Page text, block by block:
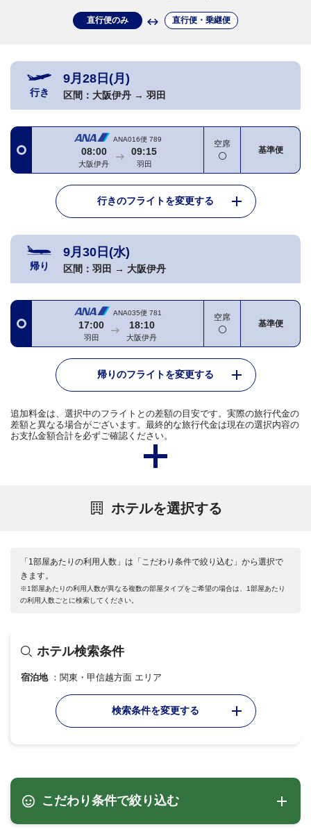
直行便のみ 直行便・乗継便
行き
9月28日(月)
区間： 大阪伊丹 → 羽田
ANA016便 789
08:00
大阪伊丹
09:15
羽田
空席
基準便
行きのフライトを変更する
帰り
9月30日(水)
区間： 羽田 → 大阪伊丹
ANA035便 781
17:00
羽田
18:10
大阪伊丹
空席
基準便
帰りのフライトを変更する
追加料金は、選択中のフライトとの差額の目安です。実際の旅行代金の
差額と異なる場合がございます。最終的な旅行代金は現在の選択内容の
お支払金額合計を必ずご確認ください。
ホテルを選択する
「1部屋あたりの利用人数」は「こだわり条件で絞り込む」から選択で
きます。
※1部屋あたりの利用人数が異なる複数の部屋タイプをご希望の場合は、1部屋あたり
の利用人数ごとに検索してください。
ホテル検索条件
宿泊地 関東・甲信越方面 エリア
検索条件を変更する
こだわり条件で絞り込む